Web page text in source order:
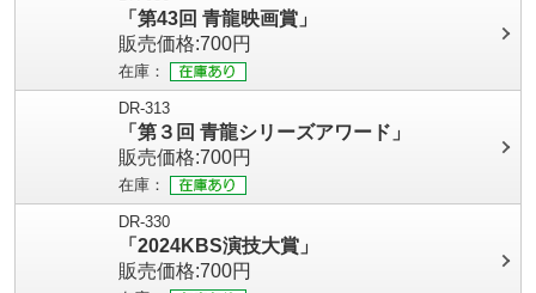
「第43回 青龍映画賞」
販売価格:700円
在庫：
DR-313
「第３回 青龍シリーズアワード」
販売価格:700円
在庫：
DR-330
「2024KBS演技大賞」
販売価格:700円